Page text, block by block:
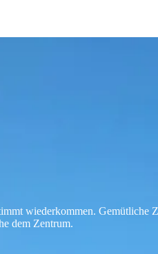
wiederkommen. Gemütliche
dem Zentrum.